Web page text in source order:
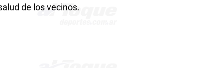
de los vecinos.